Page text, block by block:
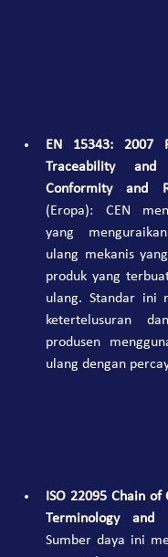
EN 15343: 2007
Traceability and
Conformity and
(Eropa): CEN
yang
ulang mekanis
produk yang
ulang. Standar ini
ketertelusuran
produsen
ulang dengan
ISO 22095 Chain of
Terminology and
Sumber daya ini